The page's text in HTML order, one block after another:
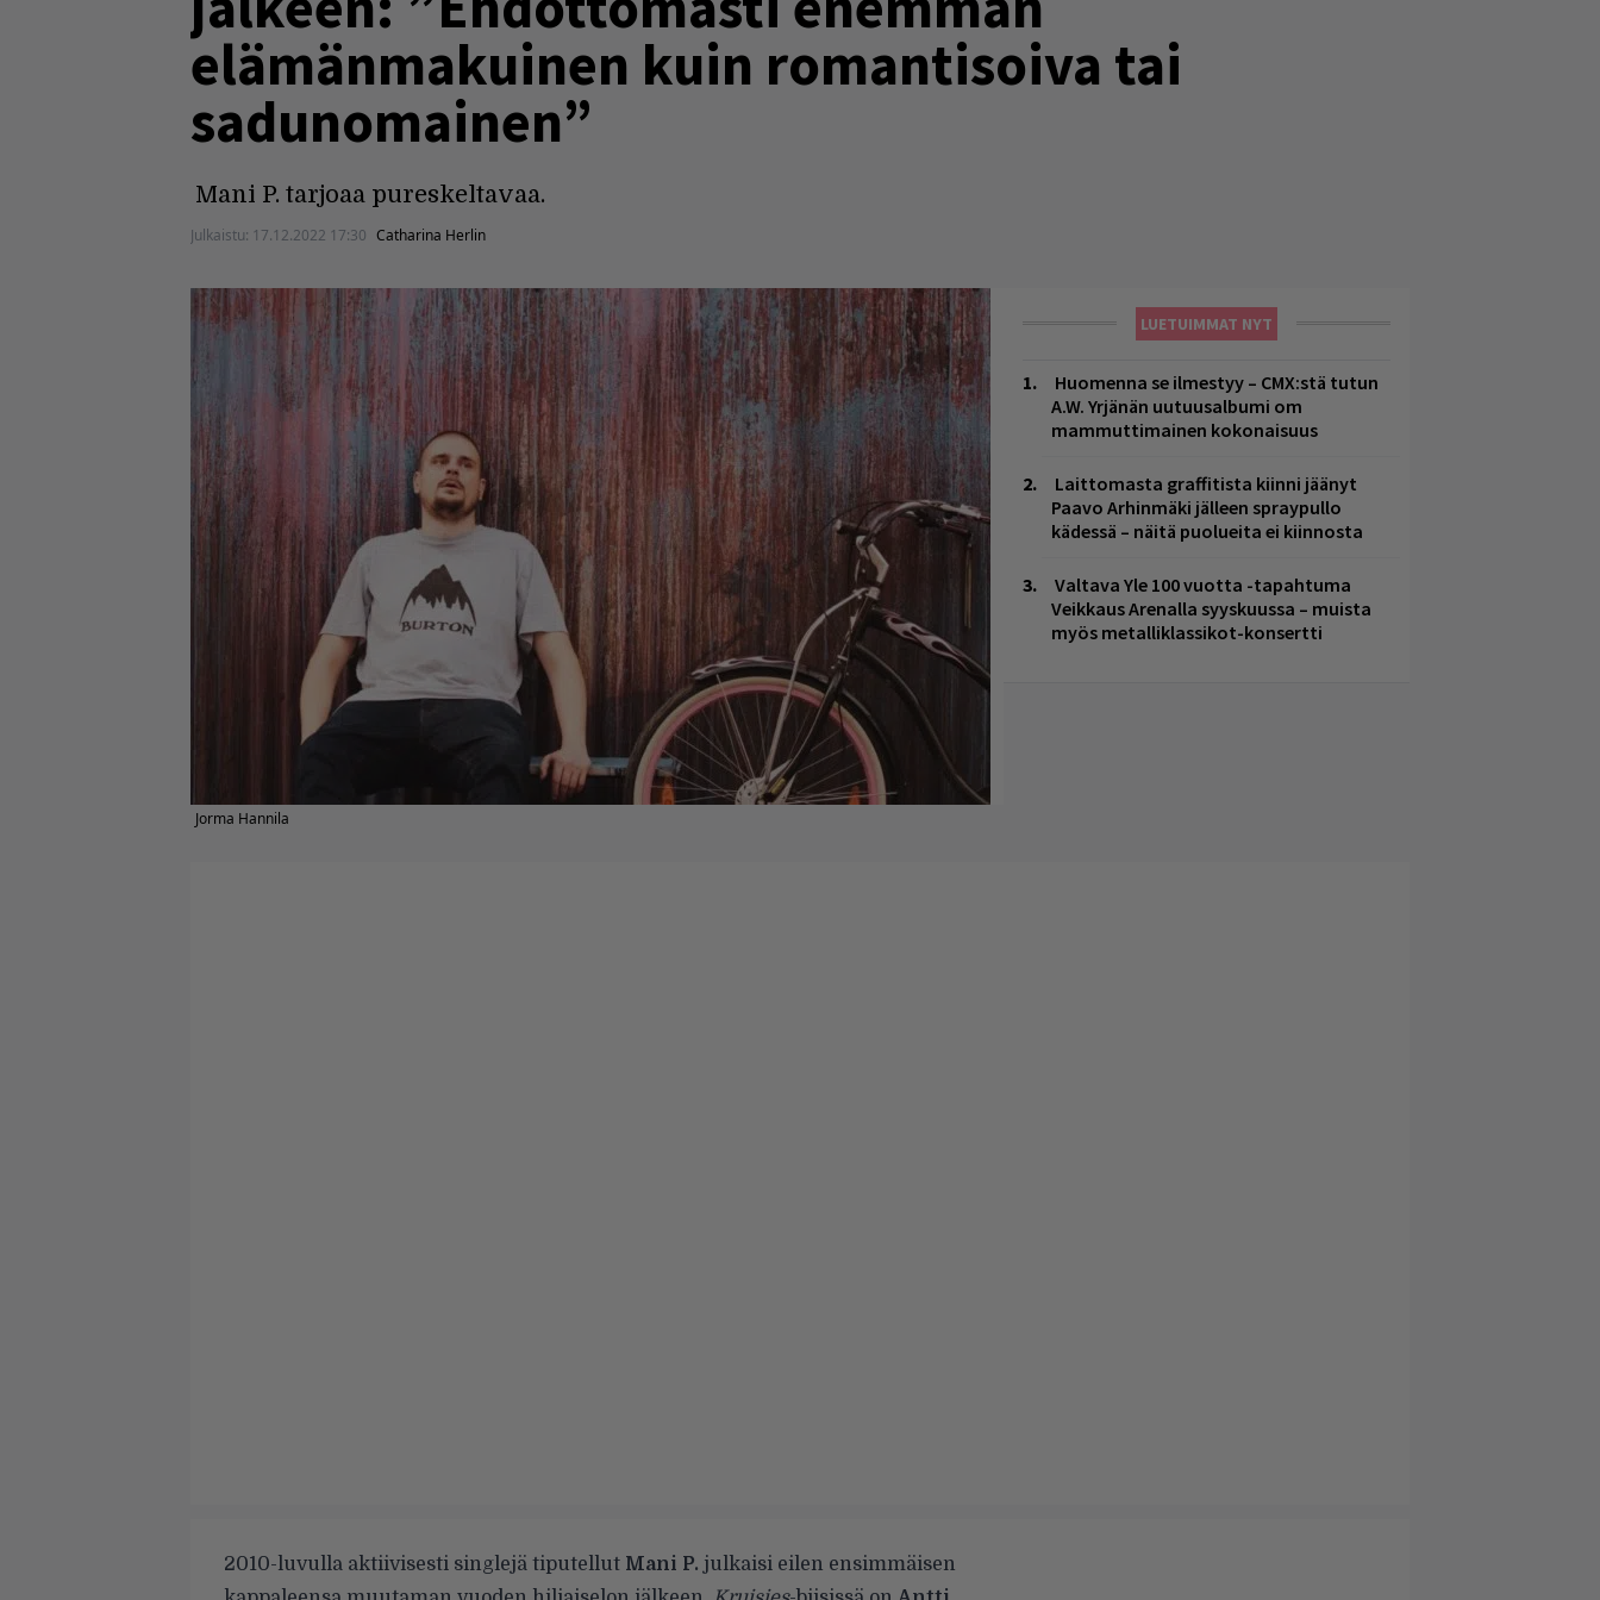
elämänmakuinen kuin romantisoiva tai
sadunomainen”
Mani P. tarjoaa pureskeltavaa.
Julkaistu: 17.12.2022 17:30 Catharina Herlin
Jorma Hannila
LUETUIMMAT NYT
Huomenna se ilmestyy – CMX:stä tutun
A.W. Yrjänän uutuusalbumi om
mammuttimainen kokonaisuus
Laittomasta graffitista kiinni jäänyt
Paavo Arhinmäki jälleen spraypullo
kädessä – näitä puolueita ei kiinnosta
Valtava Yle 100 vuotta -tapahtuma
Veikkaus Arenalla syyskuussa – muista
myös metalliklassikot-konsertti
2010-luvulla aktiivisesti singlejä tiputellut Mani P. julkaisi eilen ensimmäisen